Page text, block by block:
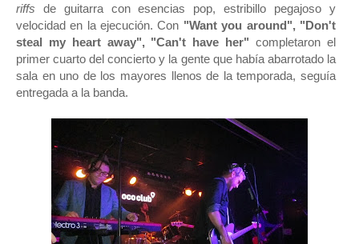
riffs de guitarra con esencias pop, estribillo pegajoso y
velocidad en la ejecución. Con "Want you around", "Don't
steal my heart away", "Can't have her" completaron el
primer cuarto del concierto y la gente que había abarrotado la
sala en uno de los mayores llenos de la temporada, seguía
entregada a la banda.